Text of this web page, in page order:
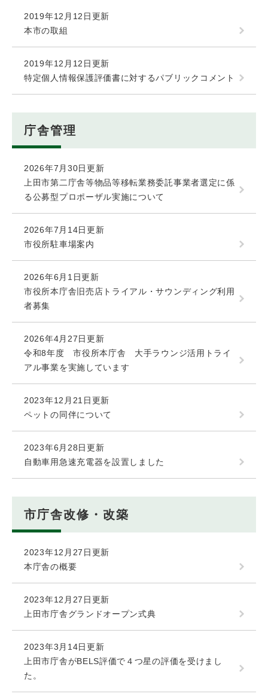
2019年12月12日更新
本市の取組
2019年12月12日更新
特定個人情報保護評価書に対するパブリックコメント
庁舎管理
2026年7月30日更新
上田市第二庁舎等物品等移転業務委託事業者選定に係
る公募型プロポーザル実施について
2026年7月14日更新
市役所駐車場案内
2026年6月1日更新
市役所本庁舎旧売店トライアル・サウンディング利用
者募集
2026年4月27日更新
令和8年度 市役所本庁舎 大手ラウンジ活用トライ
アル事業を実施しています
2023年12月21日更新
ペットの同伴について
2023年6月28日更新
自動車用急速充電器を設置しました
市庁舎改修・改築
2023年12月27日更新
本庁舎の概要
2023年12月27日更新
上田市庁舎グランドオープン式典
2023年3月14日更新
上田市庁舎がBELS評価で４つ星の評価を受けまし
た。